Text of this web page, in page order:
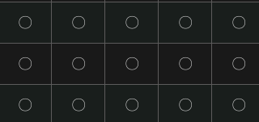
〇 〇 〇 〇 〇
〇 〇 〇 〇 〇
〇 〇 〇 〇 〇